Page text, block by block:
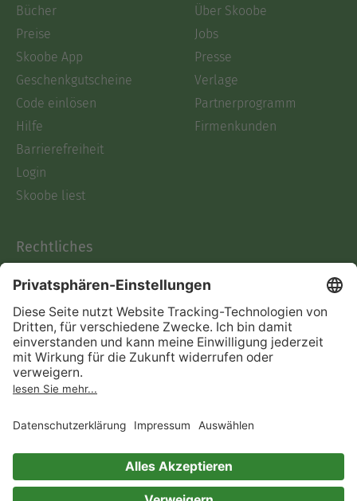
Bücher
Preise
Skoobe App
Geschenkgutscheine
Code einlösen
Hilfe
Barrierefreiheit
Login
Skoobe liest
Über Skoobe
Jobs
Presse
Verlage
Partnerprogramm
Firmenkunden
Rechtliches
AGB
Informationen nach Data
Act
Verträge hier kündigen
Impressum
Immer ein gutes Buch